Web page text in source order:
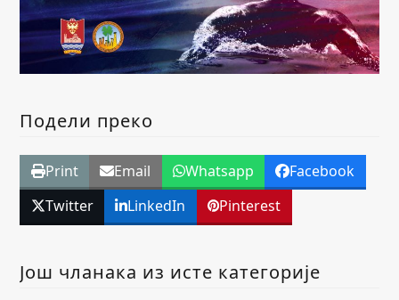
Подели преко
Print Email Whatsapp
Facebook
Twitter
LinkedIn Pinterest
Још чланака из исте категорије